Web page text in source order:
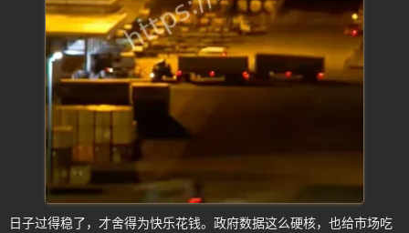
日子过得稳了，才舍得为快乐花钱。政府数据这么硬核，也给市场吃